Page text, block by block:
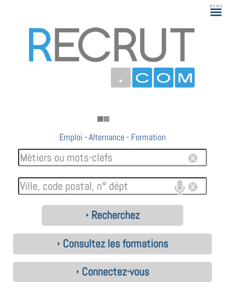
Emploi -Alternance - Formation
Recherchez
Consultez les formations
Connectez-vous